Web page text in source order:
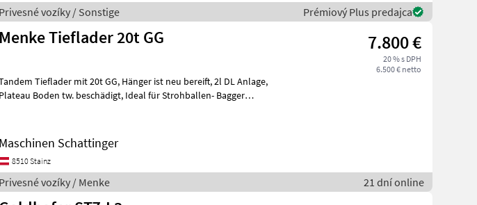
Privesné vozíky / Sonstige Prémiový Plus predajca
Menke Tieflader 20t GG 7.800 €
20 % s DPH
6.500 € netto
Tieflader mit 20t GG, Hänger ist neu bereift, 2l DL Anlage,
Plateau Boden tw. beschädigt, Ideal für Strohballen- Bagger
Maschinen Schattinger
8510 Stainz
Privesné vozíky / Menke 21 dní online